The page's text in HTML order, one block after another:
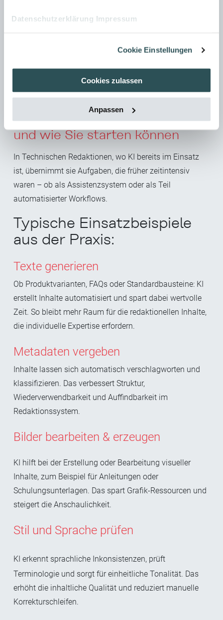
Datenschutzerklärung Impressum
Cookie Einstellungen
Cookies zulassen
Anpassen
Was KI heute schon übernimmt
und wie Sie starten können
In Technischen Redaktionen, wo KI bereits im Einsatz
ist, übernimmt sie Aufgaben, die früher zeitintensiv
waren – ob als Assistenzsystem oder als Teil
automatisierter Workflows.
Typische Einsatzbeispiele
aus der Praxis:
Texte generieren
Ob Produktvarianten, FAQs oder Standardbausteine: KI
erstellt Inhalte automatisiert und spart dabei wertvolle
Zeit. So bleibt mehr Raum für die redaktionellen Inhalte,
die individuelle Expertise erfordern.
Metadaten vergeben
Inhalte lassen sich automatisch verschlagworten und
klassifizieren. Das verbessert Struktur,
Wiederverwendbarkeit und Auffindbarkeit im
Redaktionssystem.
Bilder bearbeiten & erzeugen
KI hilft bei der Erstellung oder Bearbeitung visueller
Inhalte, zum Beispiel für Anleitungen oder
Schulungsunterlagen. Das spart Grafik-Ressourcen und
steigert die Anschaulichkeit.
Stil und Sprache prüfen
KI erkennt sprachliche Inkonsistenzen, prüft
Terminologie und sorgt für einheitliche Tonalität. Das
erhöht die inhaltliche Qualität und reduziert manuelle
Korrekturschleifen.